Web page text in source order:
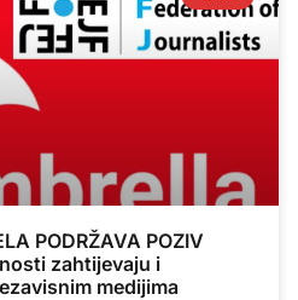
PODRŽAVA POZIV
zahtijevaju i
medijima